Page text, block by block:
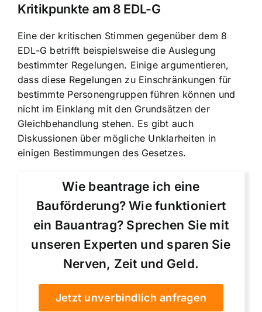
Kritikpunkte am 8 EDL-G
Eine der kritischen Stimmen gegenüber dem 8
EDL-G betrifft beispielsweise die Auslegung
bestimmter Regelungen. Einige argumentieren,
dass diese Regelungen zu Einschränkungen für
bestimmte Personengruppen führen können und
nicht im Einklang mit den Grundsätzen der
Gleichbehandlung stehen. Es gibt auch
Diskussionen über mögliche Unklarheiten in
einigen Bestimmungen des Gesetzes.
Wie beantrage ich eine
Bauförderung? Wie funktioniert
ein Bauantrag? Sprechen Sie mit
unseren Experten und sparen Sie
Nerven, Zeit und Geld.
Jetzt unverbindlich anfragen